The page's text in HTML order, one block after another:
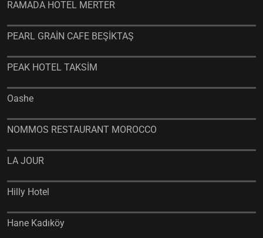
RAMADA HOTEL MERTER
PEARL GRAİN CAFE BEŞİKTAŞ
PEAK HOTEL TAKSİM
Oashe
NOMMOS RESTAURANT MOROCCO
LA JOUR
Hilly Hotel
Hane Kadıköy